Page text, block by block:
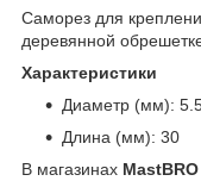
Саморез для
деревянной
Характеристики
Диаметр (мм):
Длина (мм): 30
В магазинах MastBRO